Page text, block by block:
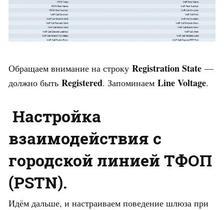
Обращаем внимание на строку Registration State —
должно быть Registered. Запоминаем Line Voltage.
Настройка
взаимодействия с
городской линией ТФОП
(PSTN).
Идём дальше, и настраиваем поведение шлюза при